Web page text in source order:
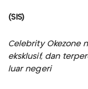
(SIS)
Celebrity Okezone
eksklusif, dan
luar negeri